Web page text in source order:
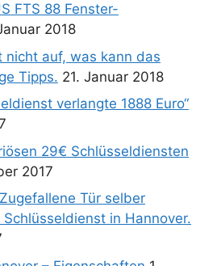
FTS 88 Fenster-
2018
nicht auf, was kann das
Tipps. 21. Januar 2018
verlangte 1888 Euro“
29€ Schlüsseldiensten
2017
Tür selber
in Hannover.